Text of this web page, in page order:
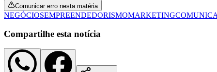
Comunicar erro nesta matéria
NEGÓCIOSEMPREENDEDORISMOMARKETING
Compartilhe esta notícia